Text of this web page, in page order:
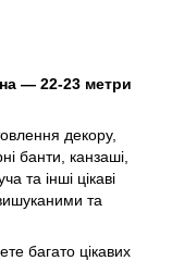
— 22-23 метри
декору,
банти, канзаші,
та інші цікаві
та
багато цікавих